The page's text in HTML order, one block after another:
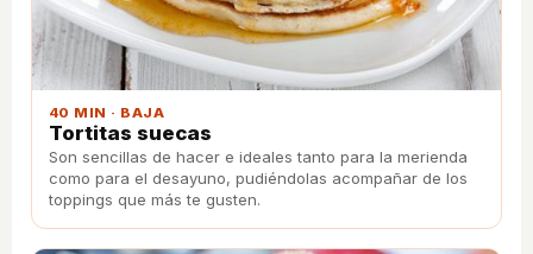
40 MIN · BAJA
Tortitas suecas
Son sencillas de hacer e ideales tanto para la merienda
como para el desayuno, pudiéndolas acompañar de los
toppings que más te gusten.